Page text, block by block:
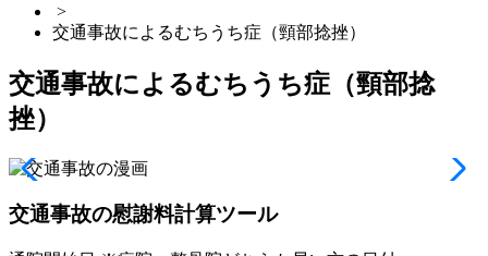
>
交通事故によるむちうち症（頸部捻挫）
交通事故によるむちうち症（頸部捻
挫）
交通事故の慰謝料計算ツール